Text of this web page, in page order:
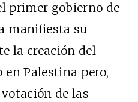
primer gobierno de
manifiesta su
la creación del
en Palestina pero,
de las